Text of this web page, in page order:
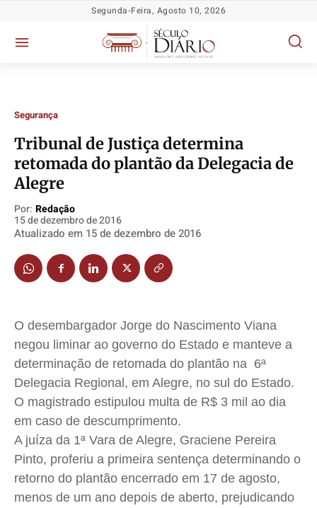
Política
Socioeconômicas
TV Século
Justiça
Educação
Segurança
Cidades
Direitos
Economia
Cultura
Colunas
Gustavo Bastos
Jr Mignone (in memorian)
Política
Socioeconômicas
TV Século
Justiça
Educação
Segurança
Cidades
Direitos
Economia
Cultura
Colunas
Gustavo Bastos
Jr Mignone (in memorian)
Política
Socioeconômicas
TV Século
Justiça
Educação
Segurança
Cidades
Direitos
Economia
Cultura
Colunas
Gustavo Bastos
Jr Mignone (in memorian)
Política
Socioeconômicas
TV Século
Justiça
Educação
Segurança
Cidades
Direitos
Economia
Cultura
Colunas
Gustavo Bastos
Jr Mignone (in memorian)
Segunda-Feira, Agosto 10, 2026
Segurança
Tribunal de Justiça determina
retomada do plantão da Delegacia de
Alegre
Por: Redação
15 de dezembro de 2016
Atualizado em 15 de dezembro de 2016
O desembargador Jorge do Nascimento Viana
negou liminar ao governo do Estado e manteve a
determinação de retomada do plantão na 6ª
Delegacia Regional, em Alegre, no sul do Estado.
O magistrado estipulou multa de R$ 3 mil ao dia
em caso de descumprimento.
A juíza da 1ª Vara de Alegre, Graciene Pereira
Pinto, proferiu a primeira sentença determinando o
retorno do plantão encerrado em 17 de agosto,
menos de um ano depois de aberto, prejudicando